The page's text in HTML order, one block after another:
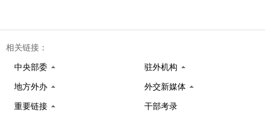
相关链接：
中央部委 驻外机构
地方外办 外交新媒体
重要链接 干部考录